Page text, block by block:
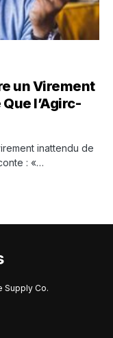
un Virement
l’Agirc-
inattendu de
: «…
Supply Co.